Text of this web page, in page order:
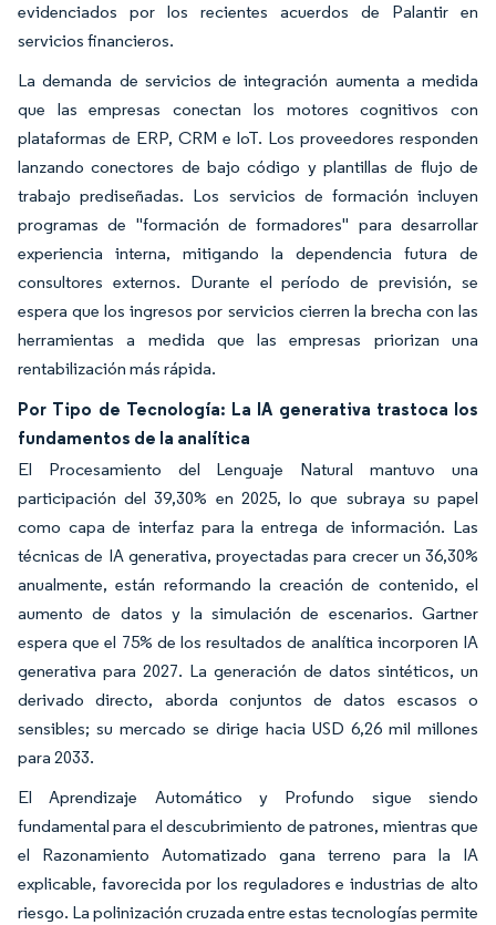
evidenciados por los recientes acuerdos de Palantir en
servicios financieros.
La demanda de servicios de integración aumenta a medida
que las empresas conectan los motores cognitivos con
plataformas de ERP, CRM e IoT. Los proveedores responden
lanzando conectores de bajo código y plantillas de flujo de
trabajo prediseñadas. Los servicios de formación incluyen
programas de "formación de formadores" para desarrollar
experiencia interna, mitigando la dependencia futura de
consultores externos. Durante el período de previsión, se
espera que los ingresos por servicios cierren la brecha con las
herramientas a medida que las empresas priorizan una
rentabilización más rápida.
Por Tipo de Tecnología: La IA generativa trastoca los
fundamentos de la analítica
El Procesamiento del Lenguaje Natural mantuvo una
participación del 39,30% en 2025, lo que subraya su papel
como capa de interfaz para la entrega de información. Las
técnicas de IA generativa, proyectadas para crecer un 36,30%
anualmente, están reformando la creación de contenido, el
aumento de datos y la simulación de escenarios. Gartner
espera que el 75% de los resultados de analítica incorporen IA
generativa para 2027. La generación de datos sintéticos, un
derivado directo, aborda conjuntos de datos escasos o
sensibles; su mercado se dirige hacia USD 6,26 mil millones
para 2033.
El Aprendizaje Automático y Profundo sigue siendo
fundamental para el descubrimiento de patrones, mientras que
el Razonamiento Automatizado gana terreno para la IA
explicable, favorecida por los reguladores e industrias de alto
riesgo. La polinización cruzada entre estas tecnologías permite